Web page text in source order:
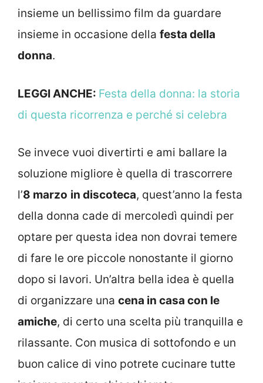
insieme un bellissimo film da guardare
insieme in occasione della festa della
donna.
LEGGI ANCHE: Festa della donna: la storia
di questa ricorrenza e perché si celebra
Se invece vuoi divertirti e ami ballare la
soluzione migliore è quella di trascorrere
l’8 marzo in discoteca, quest’anno la festa
della donna cade di mercoledì quindi per
optare per questa idea non dovrai temere
di fare le ore piccole nonostante il giorno
dopo si lavori. Un’altra bella idea è quella
di organizzare una cena in casa con le
amiche, di certo una scelta più tranquilla e
rilassante. Con musica di sottofondo e un
buon calice di vino potrete cucinare tutte